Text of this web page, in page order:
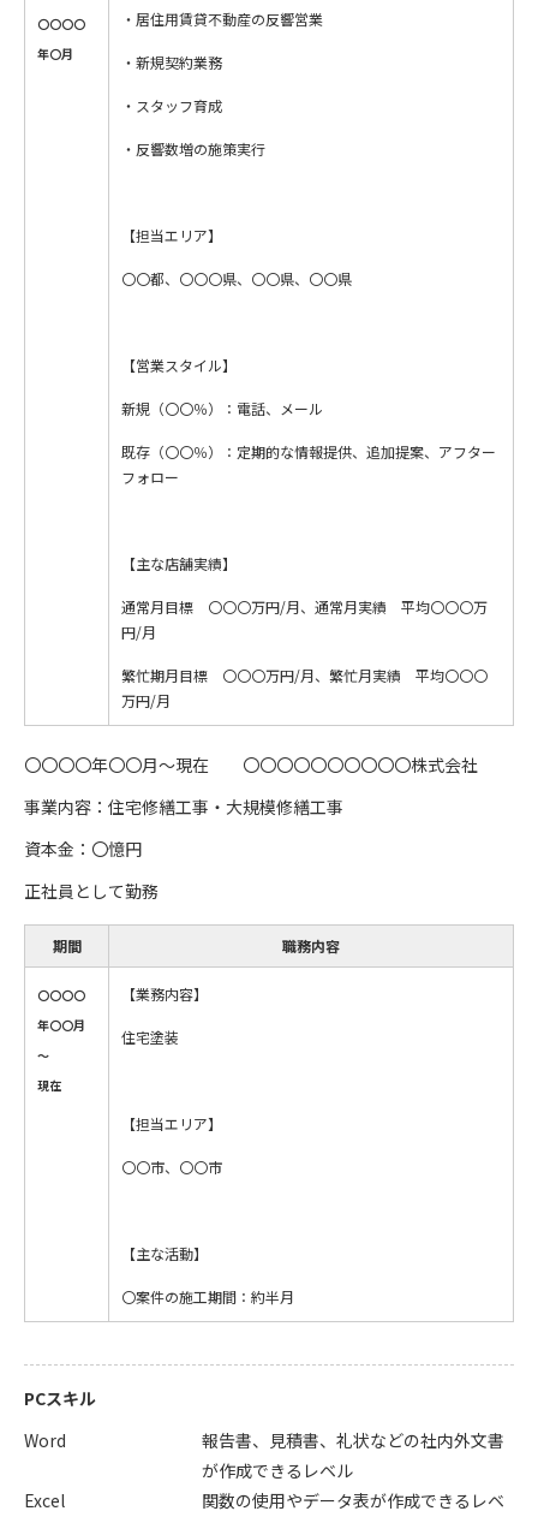
〇〇〇〇
年〇月
・居住用賃貸不動産の反響営業
・新規契約業務
・スタッフ育成
・反響数増の施策実行
【担当エリア】
〇〇都、〇〇〇県、〇〇県、〇〇県
【営業スタイル】
新規（〇〇％）：電話、メール
既存（〇〇％）：定期的な情報提供、追加提案、アフター
フォロー
【主な店舗実績】
通常月目標 〇〇〇万円/月、通常月実績 平均〇〇〇万
円/月
繁忙期月目標 〇〇〇万円/月、繁忙月実績 平均〇〇〇
万円/月
〇〇〇〇年〇〇月～現在 〇〇〇〇〇〇〇〇〇〇株式会社
事業内容：住宅修繕工事・大規模修繕工事
資本金：〇憶円
正社員として勤務
期間 職務内容
〇〇〇〇
年〇〇月
～
現在
【業務内容】
住宅塗装
【担当エリア】
〇〇市、〇〇市
【主な活動】
〇案件の施工期間：約半月
PCスキル
Word
報告書、見積書、礼状などの社内外文書
が作成できるレベル
Excel
関数の使用やデータ表が作成できるレベ